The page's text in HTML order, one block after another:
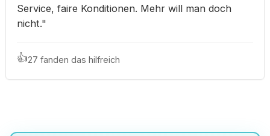
Service, faire Konditionen. Mehr will man doch
nicht."
👍27 fanden das hilfreich